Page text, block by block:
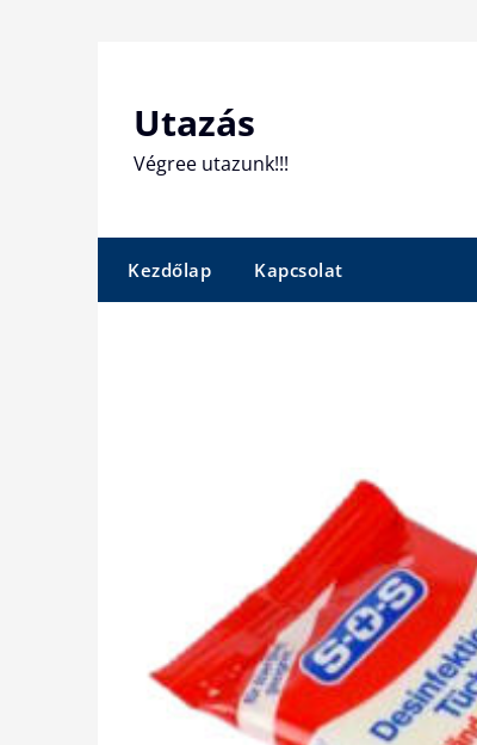
Utazás
Végree utazunk!!!
Kezdőlap Kapcsolat